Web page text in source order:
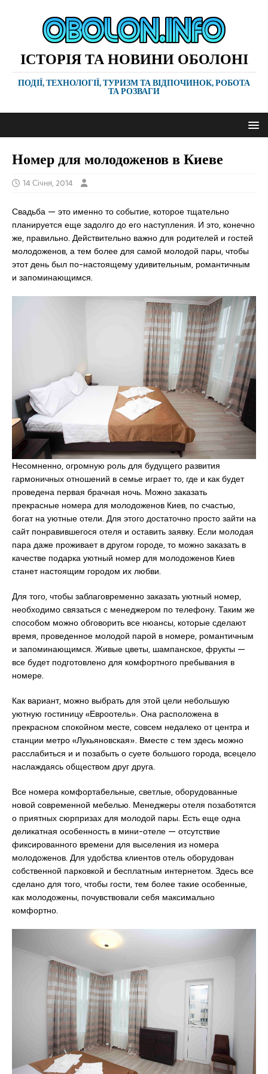
ІСТОРІЯ ТА НОВИНИ ОБОЛОНІ
ПОДІЇ, ТЕХНОЛОГІЇ, ТУРИЗМ ТА ВІДПОЧИНОК, РОБОТА
ТА РОЗВАГИ
Номер для молодоженов в Киеве
14 Січня, 2014
Свадьба — это именно то событие, которое тщательно
планируется еще задолго до его наступления. И это, конечно
же, правильно. Действительно важно для родителей и гостей
молодоженов, а тем более для самой молодой пары, чтобы
этот день был по-настоящему удивительным, романтичным
и запоминающимся.
Несомненно, огромную роль для будущего развития
гармоничных отношений в семье играет то, где и как будет
проведена первая брачная ночь. Можно заказать
прекрасные номера для молодоженов Киев, по счастью,
богат на уютные отели. Для этого достаточно просто зайти на
сайт понравившегося отеля и оставить заявку. Если молодая
пара даже проживает в другом городе, то можно заказать в
качестве подарка уютный номер для молодоженов Киев
станет настоящим городом их любви.
Для того, чтобы заблаговременно заказать уютный номер,
необходимо связаться с менеджером по телефону. Таким же
способом можно обговорить все нюансы, которые сделают
время, проведенное молодой парой в номере, романтичным
и запоминающимся. Живые цветы, шампанское, фрукты —
все будет подготовлено для комфортного пребывания в
номере.
Как вариант, можно выбрать для этой цели небольшую
уютную гостиницу «Евроотель». Она расположена в
прекрасном спокойном месте, совсем недалеко от центра и
станции метро «Лукьяновская». Вместе с тем здесь можно
расслабиться и и позабыть о суете большого города, всецело
наслаждаясь обществом друг друга.
Все номера комфортабельные, светлые, оборудованные
новой современной мебелью. Менеджеры отеля позаботятся
о приятных сюрпризах для молодой пары. Есть еще одна
деликатная особенность в мини-отеле — отсутствие
фиксированного времени для выселения из номера
молодоженов. Для удобства клиентов отель оборудован
собственной парковкой и бесплатным интернетом. Здесь все
сделано для того, чтобы гости, тем более такие особенные,
как молодожены, почувствовали себя максимально
комфортно.